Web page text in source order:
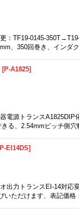
：TF19-0145-
、350回巻き、インダ
[P-A1825]
電源トランス
きる、2.54mmピッチ側
P-EI14DS]
出力トランスEI-14対応
いただけます、表記価格